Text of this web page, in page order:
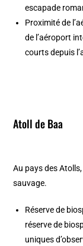
escapade
Proximité de
de l’aéroport
courts depuis
Atoll de Baa
Au pays des
sauvage.
Réserve de
réserve de
uniques